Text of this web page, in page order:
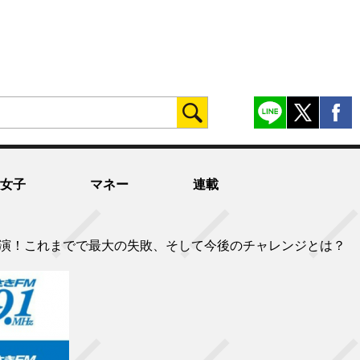
女子 マネー 連載
これまでで最大の失敗、そして今後のチャレンジとは？